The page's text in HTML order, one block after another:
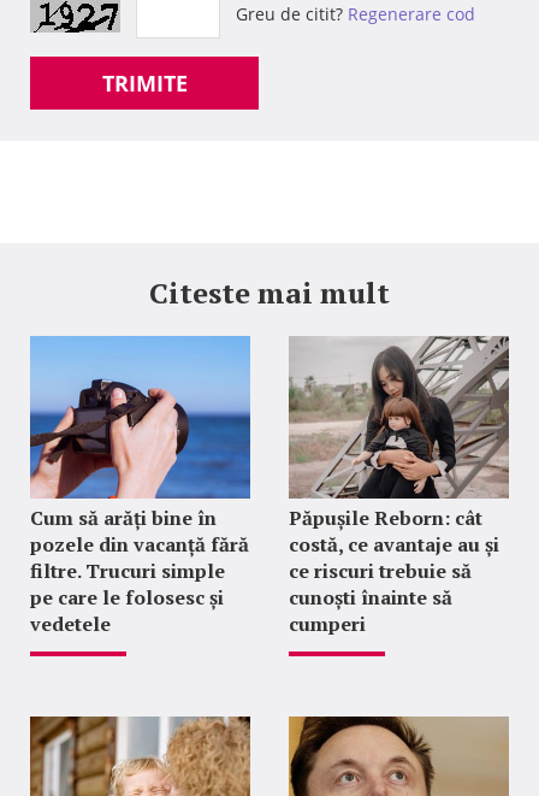
Greu de citit? Regenerare cod
TRIMITE
Citeste mai mult
Cum să arăți bine în
pozele din vacanță fără
filtre. Trucuri simple
pe care le folosesc și
vedetele
Păpușile Reborn: cât
costă, ce avantaje au și
ce riscuri trebuie să
cunoști înainte să
cumperi